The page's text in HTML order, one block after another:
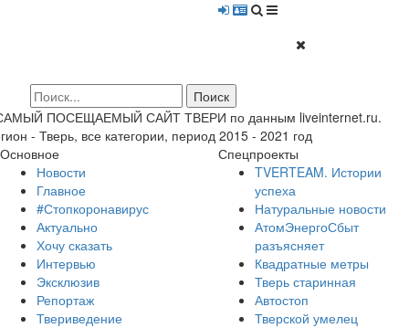
ПОСЕЩАЕМЫЙ САЙТ ТВЕРИ по данным liveinternet.ru.
- Тверь, все категории, период 2015 - 2021 год
Основное
Новости
Главное
#Стопкоронавирус
Актуально
Хочу сказать
Интервью
Эксклюзив
Репортаж
Твериведение
Спецпроекты
TVERTEAM. Истории
успеха
Натуральные новости
АтомЭнергоСбыт
разъясняет
Квадратные метры
Тверь старинная
Автостоп
Тверской умелец